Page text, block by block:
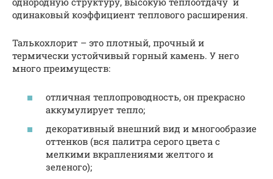
одинаковый коэффициент теплового расширения.
Талькохлорит – это плотный, прочный и
термически устойчивый горный камень. У него
много преимуществ:
отличная теплопроводность, он прекрасно
аккумулирует тепло;
декоративный внешний вид и многообразие
оттенков (вся палитра серого цвета с
мелкими вкраплениями желтого и
зеленого);